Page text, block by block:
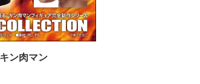
ン肉マン